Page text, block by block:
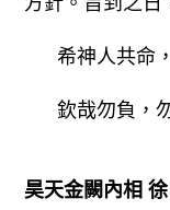
希神人共命，
欽哉勿負，勿
昊天金闕內相